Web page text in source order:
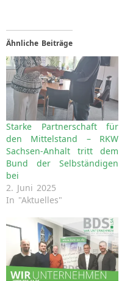
Ähnliche Beiträge
Starke Partnerschaft für
den Mittelstand – RKW
Sachsen-Anhalt tritt dem
Bund der Selbständigen
bei
2. Juni 2025
In "Aktuelles"